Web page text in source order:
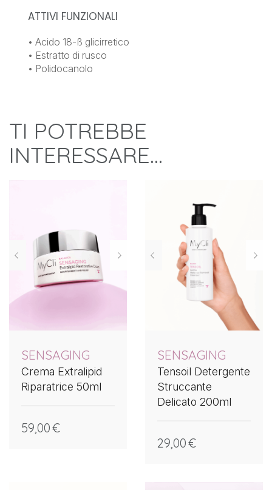
ATTIVI FUNZIONALI
• Acido 18-ß glicirretico
• Estratto di rusco
• Polidocanolo
TI POTREBBE
INTERESSARE…
SENSAGING
Crema Extralipid
Riparatrice 50ml
59,00€
SENSAGING
Tensoil Detergente
Struccante
Delicato 200ml
29,00€